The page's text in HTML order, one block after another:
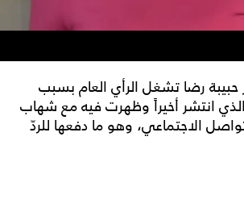
حبيبة رضا تشغل الرأي العام بسبب
انتشر أخيراً وظهرت فيه مع شهاب
الاجتماعي، وهو ما دفعها للردّ